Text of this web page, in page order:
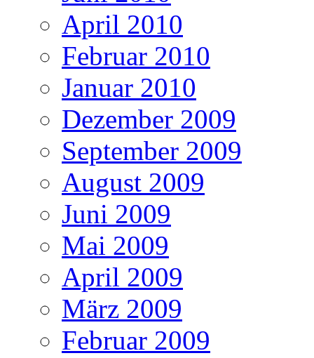
April 2010
Februar 2010
Januar 2010
Dezember 2009
September 2009
August 2009
Juni 2009
Mai 2009
April 2009
März 2009
Februar 2009